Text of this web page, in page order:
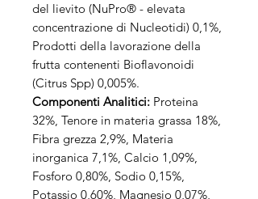
del lievito (NuPro® - elevata
concentrazione di Nucleotidi) 0,1%,
Prodotti della lavorazione della
frutta contenenti Bioflavonoidi
(Citrus Spp) 0,005%.
Componenti Analitici: Proteina
32%, Tenore in materia grassa 18%,
Fibra grezza 2,9%, Materia
inorganica 7,1%, Calcio 1,09%,
Fosforo 0,80%, Sodio 0,15%,
Potassio 0,60%, Magnesio 0,07%,